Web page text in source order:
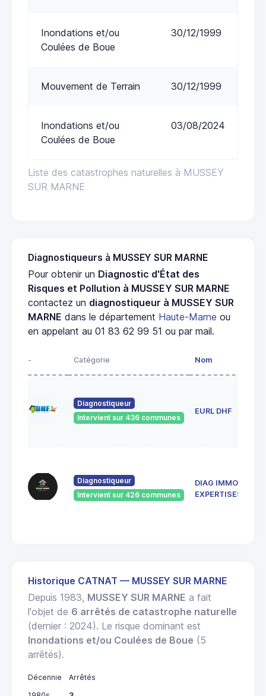
Liste des catastrophes naturelles à MUSSEY
SUR MARNE
Inondations et/ou
Coulées de Boue
30/12/1999
Mouvement de Terrain 30/12/1999
Inondations et/ou
Coulées de Boue
03/08/2024
Diagnostiqueurs à MUSSEY SUR MARNE
Pour obtenir un Diagnostic d'État des
Risques et Pollution à MUSSEY SUR MARNE
contactez un diagnostiqueur à MUSSEY SUR
MARNE dans le département Haute-Marne ou
en appelant au 01 83 62 99 51 ou par mail.
- Catégorie Nom
Diagnostiqueur
Intervient sur 436 communes
EURL DHF
Diagnostiqueur
Intervient sur 426 communes
DIAG IMMO
EXPERTISES
Historique CATNAT — MUSSEY SUR MARNE
Depuis 1983, MUSSEY SUR MARNE a fait
l'objet de 6 arrêtés de catastrophe naturelle
(dernier : 2024). Le risque dominant est
Inondations et/ou Coulées de Boue (5
arrêtés).
Décennie
Arrêtés